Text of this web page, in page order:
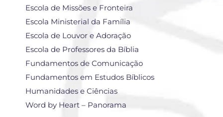
Escola de Missões e Fronteira
Escola Ministerial da Família
Escola de Louvor e Adoração
Escola de Professores da Bíblia
Fundamentos de Comunicação
Fundamentos em Estudos Bíblicos
Humanidades e Ciências
Word by Heart – Panorama